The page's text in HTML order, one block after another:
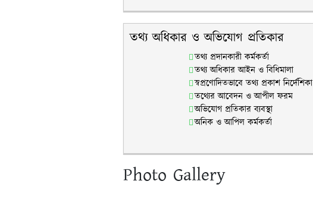
তথ্য অধিকার ও অভিযোগ প্রতিকার
তথ্য প্রদানকারী কর্মকর্তা
তথ্য অধিকার আইন ও বিধিমালা
স্বপ্রণোদিতভাবে তথ্য প্রকাশ নির্দেশিকা
তথ্যের আবেদন ও আপীল ফরম
অভিযোগ প্রতিকার ব্যবস্থা
অনিক ও আপিল কর্মকর্তা
Photo Gallery